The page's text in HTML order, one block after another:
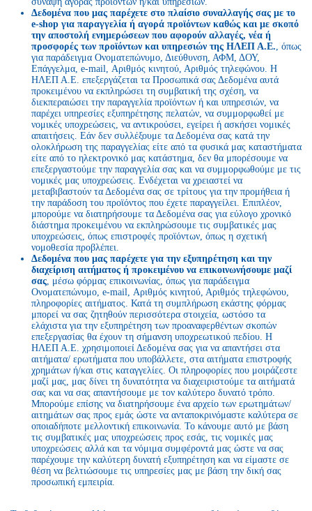
Δεδομένα που μας παρέχετε στο πλαίσιο συναλλαγής σας με το
e-shop για παραγγελία ή αγορά προϊόντων καθώς και με σκοπό
την αποστολή ενημερώσεων που αφορούν αλλαγές, νέα ή
προσφορές των προϊόντων και υπηρεσιών της ΗΛΕΠ Α.Ε., όπως
για παράδειγμα Ονοματεπώνυμο, Διεύθυνση, ΑΦΜ, ΔΟΥ,
Επάγγελμα, e-mail, Αριθμός κινητού, Αριθμός τηλεφώνου. Η
ΗΛΕΠ Α.Ε. επεξεργάζεται τα Προσωπικά σας Δεδομένα αυτά
προκειμένου να εκπληρώσει τη συμβατική της σχέση, να
διεκπεραιώσει την παραγγελία προϊόντων ή και υπηρεσιών, να
παρέχει υπηρεσίες εξυπηρέτησης πελατών, να συμμορφωθεί με
νομικές υποχρεώσεις, να αντικρούσει, εγείρει ή ασκήσει νομικές
απαιτήσεις. Εάν δεν συλλέξουμε τα Δεδομένα σας κατά την
ολοκλήρωση της παραγγελίας είτε από τα φυσικά μας καταστήματα
είτε από το ηλεκτρονικό μας κατάστημα, δεν θα μπορέσουμε να
επεξεργαστούμε την παραγγελία σας και να συμμορφωθούμε με τις
νομικές μας υποχρεώσεις. Ενδέχεται να χρειαστεί να
μεταβιβαστούν τα Δεδομένα σας σε τρίτους για την προμήθεια ή
την παράδοση του προϊόντος που έχετε παραγγείλει. Επιπλέον,
μπορούμε να διατηρήσουμε τα Δεδομένα σας για εύλογο χρονικό
διάστημα προκειμένου να εκπληρώσουμε τις συμβατικές μας
υποχρεώσεις, όπως επιστροφές προϊόντων, όπως η σχετική
νομοθεσία προβλέπει.
Δεδομένα που μας παρέχετε για την εξυπηρέτηση και την
διαχείριση αιτήματος ή προκειμένου να επικοινωνήσουμε μαζί
σας, μέσω φόρμας επικοινωνίας, όπως για παράδειγμα
Ονοματεπώνυμο, e-mail, Αριθμός κινητού, Αριθμός τηλεφώνου,
πληροφορίες αιτήματος. Κατά τη συμπλήρωση εκάστης φόρμας
μπορεί να σας ζητηθούν περισσότερα στοιχεία, ωστόσο τα
ελάχιστα για την εξυπηρέτηση των προαναφερθέντων σκοπών
επεξεργασίας θα έχουν τη σήμανση υποχρεωτικού πεδίου. Η
ΗΛΕΠ Α.Ε. χρησιμοποιεί Δεδομένα σας για να απαντήσει στα
αιτήματα/ ερωτήματα που υποβάλλετε, στα αιτήματα επιστροφής
χρημάτων ή/και στις καταγγελίες. Οι πληροφορίες που μοιράζεστε
μαζί μας, μας δίνει τη δυνατότητα να διαχειριστούμε τα αιτήματά
σας και να σας απαντήσουμε με τον καλύτερο δυνατό τρόπο.
Μπορούμε επίσης να διατηρήσουμε ένα αρχείο των ερωτημάτων/
αιτημάτων σας προς εμάς ώστε να ανταποκρινόμαστε καλύτερα σε
οποιαδήποτε μελλοντική επικοινωνία. Το κάνουμε αυτό με βάση
τις συμβατικές μας υποχρεώσεις προς εσάς, τις νομικές μας
υποχρεώσεις αλλά και τα νόμιμα συμφέροντά μας ώστε να σας
παρέχουμε την καλύτερη δυνατή εξυπηρέτηση και να είμαστε σε
θέση να βελτιώσουμε τις υπηρεσίες μας με βάση την δική σας
προσωπική εμπειρία.